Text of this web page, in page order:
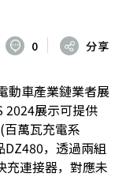
0 分享
動車產業鏈業者展
2024展示可提供
萬瓦充電系
，透過兩組
充連接器，對應未